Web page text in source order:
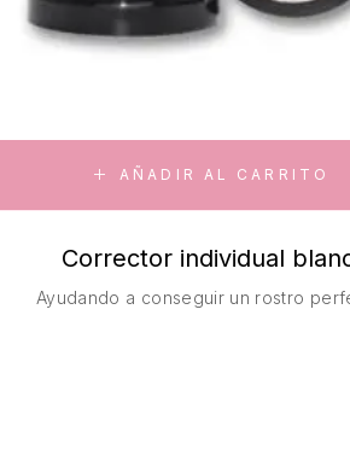
AÑADIR AL CARRITO
Corrector individual
Ayudando a conseguir un rostro